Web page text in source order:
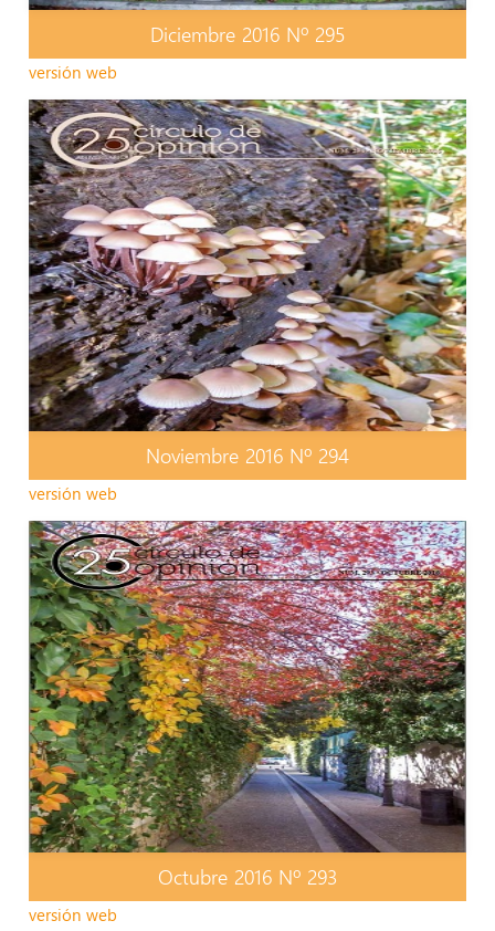
Diciembre 2016 Nº 295
versión web
Noviembre 2016 Nº 294
versión web
Octubre 2016 Nº 293
versión web